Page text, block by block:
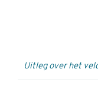
Uitleg over het